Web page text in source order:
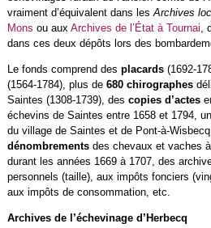
vraiment d’équivalent dans lesArchives
Mons ou aux Archives de l’État à Tournai,
dans ces deux dépôts lors des
Le fonds comprend des placards (1692-
(1564-1784), plus de 680 chirographes
Saintes (1308-1739), des copies d’actes
échevins de Saintes entre 1658 et 1794, un
du village de Saintes et de Pont-à-Wisbecq
dénombrements des chevaux et vaches
durant les années 1669 à 1707, des
personnels (taille), aux impôts fonciers
aux impôts de consommation, etc.
Archives de l’échevinage d’Herbecq